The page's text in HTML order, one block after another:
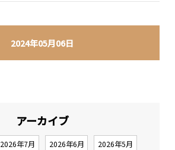
2024年05月06日
アーカイブ
2026年7月 2026年6月 2026年5月